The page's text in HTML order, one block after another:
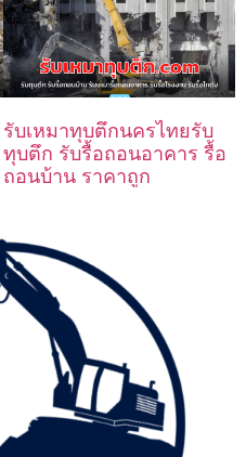
รับเหมาทุบตึกนครไทยรับ
ทุบตึก รับรื้อถอนอาคาร รื้อ
ถอนบ้าน ราคาถูก